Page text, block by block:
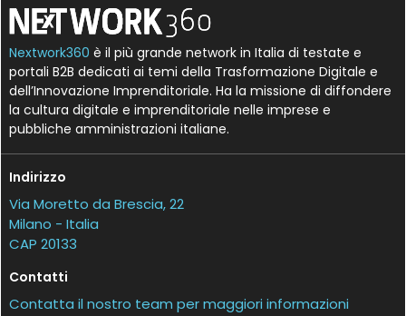
Nextwork360 è il più grande network in Italia di testate e
portali B2B dedicati ai temi della Trasformazione Digitale e
dell’Innovazione Imprenditoriale. Ha la missione di diffondere
la cultura digitale e imprenditoriale nelle imprese e
pubbliche amministrazioni italiane.
Indirizzo
Via Moretto da Brescia, 22
Milano - Italia
CAP 20133
Contatti
Contatta il nostro team per maggiori informazioni